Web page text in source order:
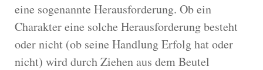
eine sogenannte Herausforderung. Ob ein
Charakter eine solche Herausforderung besteht
oder nicht (ob seine Handlung Erfolg hat oder
nicht) wird durch Ziehen aus dem Beutel